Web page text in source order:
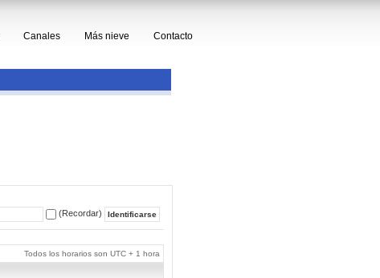
Canales Más nieve Contacto
(Recordar)
Todos los horarios son UTC + 1 hora